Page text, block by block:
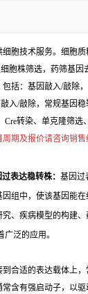
胞技术服务。细胞
胞株筛选，药筛基因
括：基因敲入/敲除，
入/敲除，常规基因稳
Cre转染、单克隆筛选
期及报价请咨询销售
表达稳转株： 基因过
组中，使该基因能
、疾病模型的构建
泛的应用。
合适的表达载体上，
含有强启动子，以